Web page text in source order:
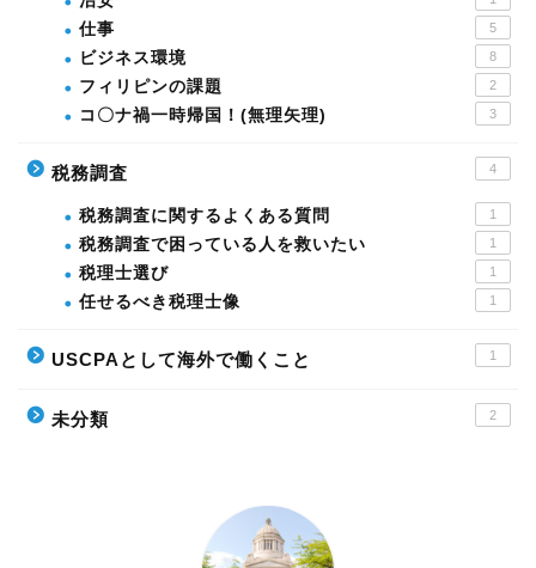
仕事 5
ビジネス環境 8
フィリピンの課題 2
コ〇ナ禍一時帰国！(無理矢理) 3
税務調査 4
税務調査に関するよくある質問 1
税務調査で困っている人を救いたい 1
税理士選び 1
任せるべき税理士像 1
USCPAとして海外で働くこと 1
未分類 2